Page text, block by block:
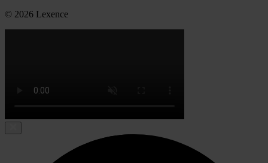
© 2026 Lexence